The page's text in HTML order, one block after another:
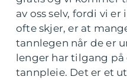
av oss selv, fordi vi er
ofte skjer, er at
tannlegen når de er
lenger har tilgang
tannpleie. Det er et